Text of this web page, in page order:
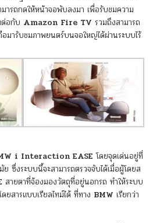
ารถกดให้หน้าจอพับลงมา เพื่อรับชมความ
ต่อกับ Amazon Fire TV รวมถึงสามารถ
ารับชมภาพยนตร์บนจอใหญ่ได้ผ่านระบบไร้
i Interaction EASE โดยจุดเด่นอยู่ที่
ซึ่งระบบนี้จะสามารถตรวจจับได้เมื่อผู้โดยส
สายตาที่จ้องมองวัตถุที่อยู่นอกรถ ทำให้ระบบ
ยสารแบบเรียลไทม์ได้ ที่ทาง BMW เรียกว่า